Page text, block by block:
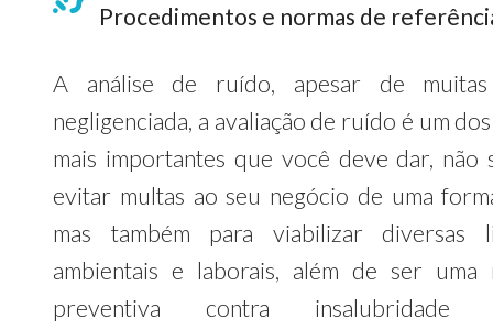
Procedimentos e normas de
A análise de ruído, apesar de muitas
negligenciada, a avaliação de ruído é um
mais importantes que você deve dar, não
evitar multas ao seu negócio de uma
mas também para viabilizar diversas
ambientais e laborais, além de ser uma
preventiva contra insalubridade